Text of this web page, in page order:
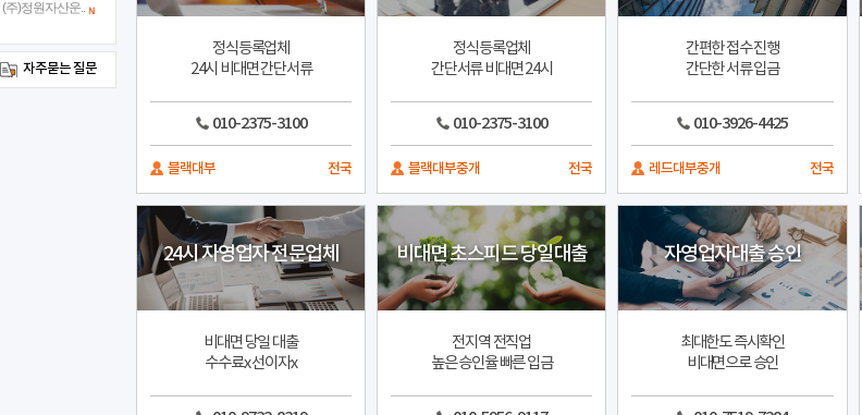
(주)정원자산운..
자주묻는 질문
정식등록업체
24시 비대면 간단서류
010-2375-3100
블랙대부 전국
정식등록업체
간단서류 비대면 24시
010-2375-3100
블랙대부중개 전국
간편한 접수 진행
간단한 서류 입금
010-3926-4425
레드대부중개 전국
24시 자영업자 전문업체
비대면 당일 대출
수수료x 선이자x
비대면 초스피드 당일대출
전지역 전직업
높은 승인율 빠른 입금
자영업자대출 승인
최대한도 즉시확인
비대면으로 승인